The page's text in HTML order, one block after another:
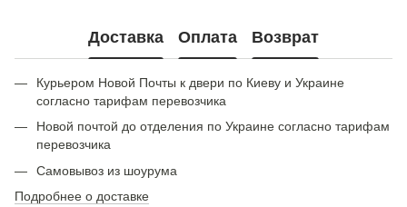
Доставка Оплата Возврат
Курьером Новой Почты к двери по Киеву и Украине
согласно тарифам перевозчика
Новой почтой до отделения по Украине согласно тарифам
перевозчика
Самовывоз из шоурума
Подробнее о доставке